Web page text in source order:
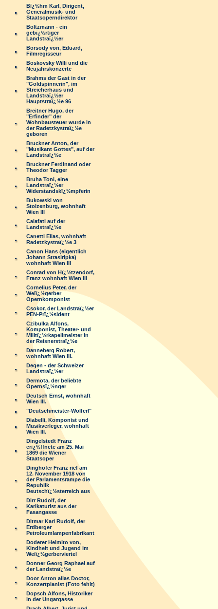
Bï¿½hm Karl, Dirigent,
Generalmusik- und
Staatsoperndirektor
Boltzmann - ein
gebï¿½rtiger
Landstraï¿½er
Borsody von, Eduard,
Filmregisseur
Boskovsky Willi und die
Neujahrskonzerte
Brahms der Gast in der
"Goldspinnerin", im
Streicherhaus und
Landstraï¿½er
Hauptstraï¿½e 96
Breitner Hugo, der
"Erfinder" der
Wohnbausteuer wurde in
der Radetzkystraï¿½e
geboren
Bruckner Anton, der
"Musikant Gottes", auf der
Landstraï¿½e
Bruckner Ferdinand oder
Theodor Tagger
Bruha Toni, eine
Landstraï¿½er
Widerstandskï¿½mpferin
Bukowski von
Stolzenburg, wohnhaft
Wien III
Calafati auf der
Landstraï¿½e
Canetti Elias, wohnhaft
Radetzkystraï¿½e 3
Canon Hans (eigentlich
Johann Strasiripka)
wohnhaft Wien III
Conrad von Hï¿½tzendorf,
Franz wohnhaft Wien III
Cornelius Peter, der
Weiï¿½gerber
Opernkomponist
Csokor, der Landstraï¿½er
PEN-Prï¿½sident
Czibulka Alfons,
Komponist, Theater- und
Militï¿½rkapellmeister in
der Reisnerstraï¿½e
Danneberg Robert,
wohnhaft Wien III.
Degen - der Schweizer
Landstraï¿½er
Dermota, der beliebte
Opernsï¿½nger
Deutsch Ernst, wohnhaft
Wien III.
"Deutschmeister-Wolferl"
Diabelli, Komponist und
Musikverleger, wohnhaft
Wien III.
Dingelstedt Franz
erï¿½ffnete am 25. Mai
1869 die Wiener
Staatsoper
Dinghofer Franz rief am
12. November 1918 von
der Parlamentsrampe die
Republik
Deutschï¿½sterreich aus
Dirr Rudolf, der
Karikaturist aus der
Fasangasse
Ditmar Karl Rudolf, der
Erdberger
Petroleumlampenfabrikant
Doderer Heimito von,
Kindheit und Jugend im
Weiï¿½gerberviertel
Donner Georg Raphael auf
der Landstraï¿½e
Door Anton alias Doctor,
Konzertpianist (Foto fehlt)
Dopsch Alfons, Historiker
in der Ungargasse